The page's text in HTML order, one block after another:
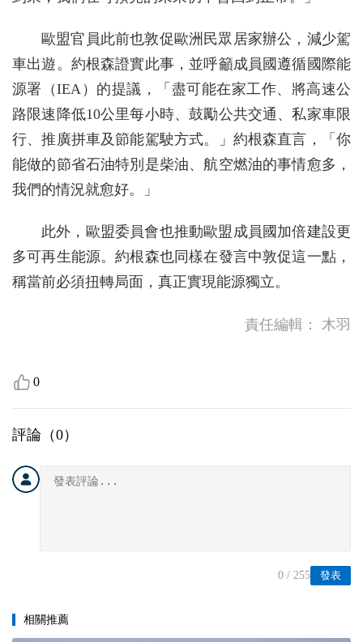
歐盟官員此前也敦促歐洲民眾居家辦公，減少駕
車出遊。約根森證實此事，並呼籲成員國遵循國際能
源署（IEA）的提議，「盡可能在家工作、將高速公
路限速降低10公里每小時、鼓勵公共交通、私家車限
行、推廣拼車及節能駕駛方式。」約根森直言，「你
能做的節省石油特別是柴油、航空燃油的事情愈多，
我們的情況就愈好。」
此外，歐盟委員會也推動歐盟成員國加倍建設更
多可再生能源。約根森也同樣在發言中敦促這一點，
稱當前必須扭轉局面，真正實現能源獨立。
責任編輯： 木羽
0
評論（0）
發表
0 / 255
相關推薦